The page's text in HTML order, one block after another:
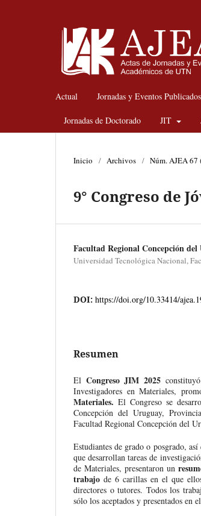
Actual Jornadas y Eventos Publicados
Jornadas de Doctorado JIT
Inicio / Archivos / Núm. AJEA 67
9° Congreso de
Facultad Regional Concepción
Universidad Tecnológica Nacional,
DOI: https://doi.org/10.33414/
Resumen
El Congreso JIM 2025
Investigadores en Materiales,
Materiales. El Congreso se
Concepción del Uruguay,
Facultad Regional Concepción del
Estudiantes de grado o posgrado,
que desarrollan tareas de
de Materiales, presentaron un
trabajo de 6 carillas en el que
directores o tutores. Todos los
sólo los aceptados y presentados en